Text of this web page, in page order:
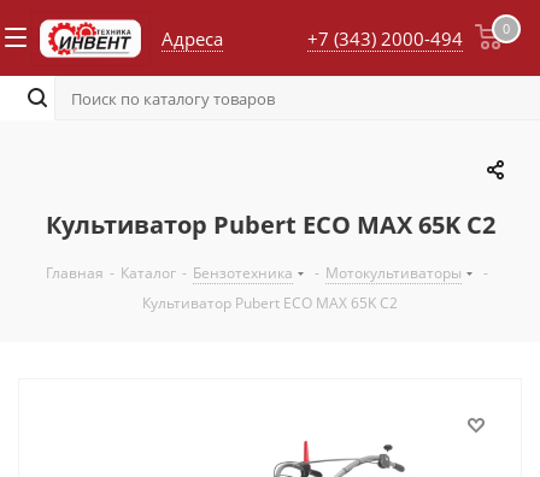
Адреса 0
+7 (343) 2000-494
Культиватор Pubert ECO MAX 65K C2
Главная - Каталог - Бензотехника - Мотокультиваторы
-
Культиватор Pubert ECO MAX 65K C2